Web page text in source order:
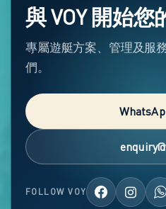
與 VOY 開始您
專屬遊艇方案、管理及服
們。
FOLLOW VOY